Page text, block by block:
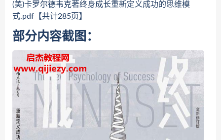
(美)卡罗尔德韦克著终身成长重新定义成功的思维模
式.pdf【共计285页】
部分内容截图：